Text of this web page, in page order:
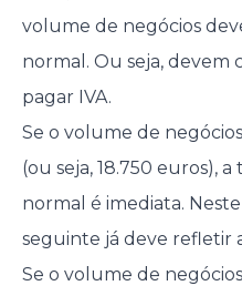
volume de negócios
normal. Ou seja, devem
pagar IVA.
Se o volume de
(ou seja, 18.750 euros),
normal é imediata.
seguinte já deve refletir
Se o volume de